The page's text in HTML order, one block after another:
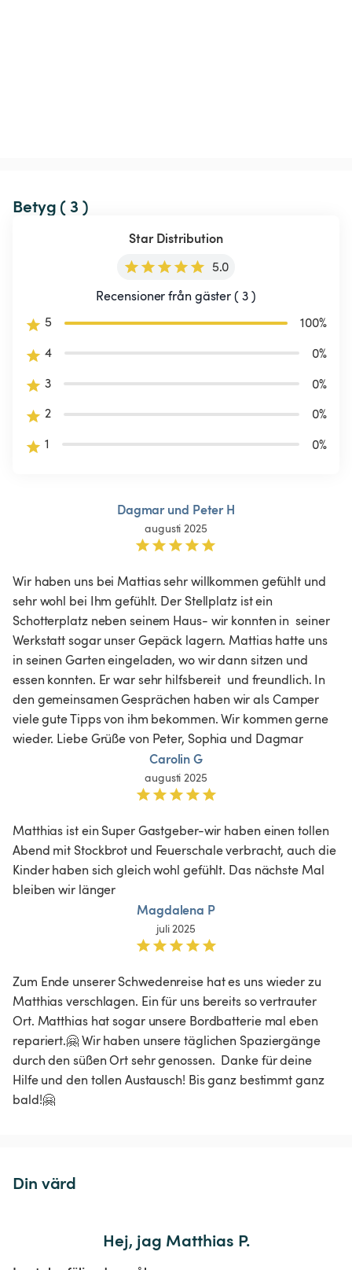
Betyg ( 3 )
Star Distribution
5.0
Recensioner från gäster ( 3 )
5
100%
4
0%
3
0%
2
0%
1
0%
Dagmar und Peter H
augusti 2025
Wir haben uns bei Mattias sehr willkommen gefühlt und
sehr wohl bei Ihm gefühlt. Der Stellplatz ist ein
Schotterplatz neben seinem Haus- wir konnten in  seiner
Werkstatt sogar unser Gepäck lagern. Mattias hatte uns
in seinen Garten eingeladen, wo wir dann sitzen und
essen konnten. Er war sehr hilfsbereit  und freundlich. In
den gemeinsamen Gesprächen haben wir als Camper
viele gute Tipps von ihm bekommen. Wir kommen gerne
wieder. Liebe Grüße von Peter, Sophia und Dagmar
Carolin G
augusti 2025
Matthias ist ein Super Gastgeber-wir haben einen tollen
Abend mit Stockbrot und Feuerschale verbracht, auch die
Kinder haben sich gleich wohl gefühlt. Das nächste Mal
bleiben wir länger
Magdalena P
juli 2025
Zum Ende unserer Schwedenreise hat es uns wieder zu
Matthias verschlagen. Ein für uns bereits so vertrauter
Ort. Matthias hat sogar unsere Bordbatterie mal eben
repariert.🤗 Wir haben unsere täglichen Spaziergänge
durch den süßen Ort sehr genossen.  Danke für deine
Hilfe und den tollen Austausch! Bis ganz bestimmt ganz
bald!🤗
Din värd
Hej, jag Matthias P.